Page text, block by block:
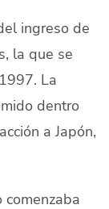
ingreso de
la que se
La
dentro
a Japón,